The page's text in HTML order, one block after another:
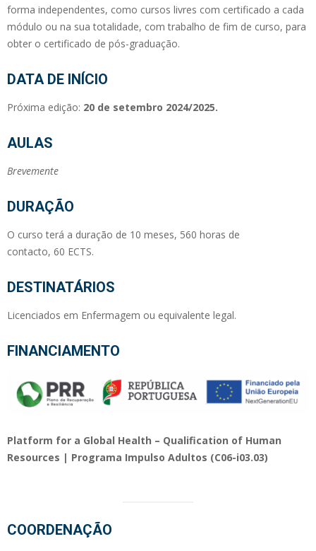
forma independentes, como cursos livres com certificado a cada
módulo ou na sua totalidade, com trabalho de fim de curso, para
obter o certificado de pós-graduação.
DATA DE INÍCIO
Próxima edição: 20 de setembro 2024/2025.
AULAS
Brevemente
DURAÇÃO
O curso terá a duração de 10 meses, 560 horas de
contacto, 60 ECTS.
DESTINATÁRIOS
Licenciados em Enfermagem ou equivalente legal.
FINANCIAMENTO
Platform for a Global Health – Qualification of Human
Resources | Programa Impulso Adultos (C06-i03.03)
COORDENAÇÃO